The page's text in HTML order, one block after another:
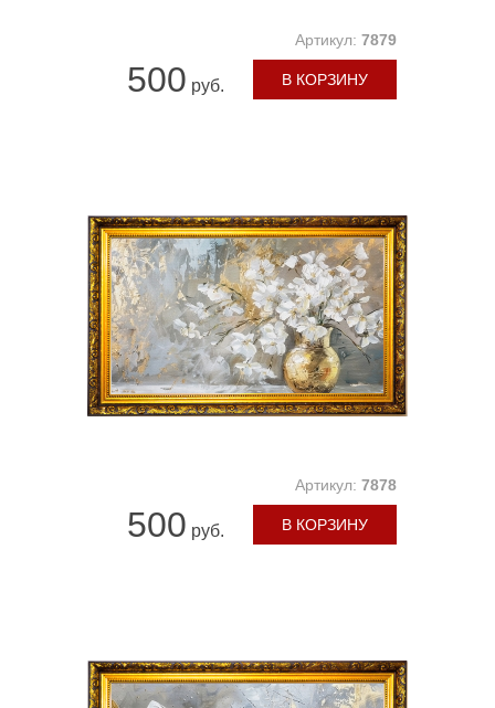
Артикул: 7879
500 руб. В КОРЗИНУ
Артикул: 7878
500 руб. В КОРЗИНУ